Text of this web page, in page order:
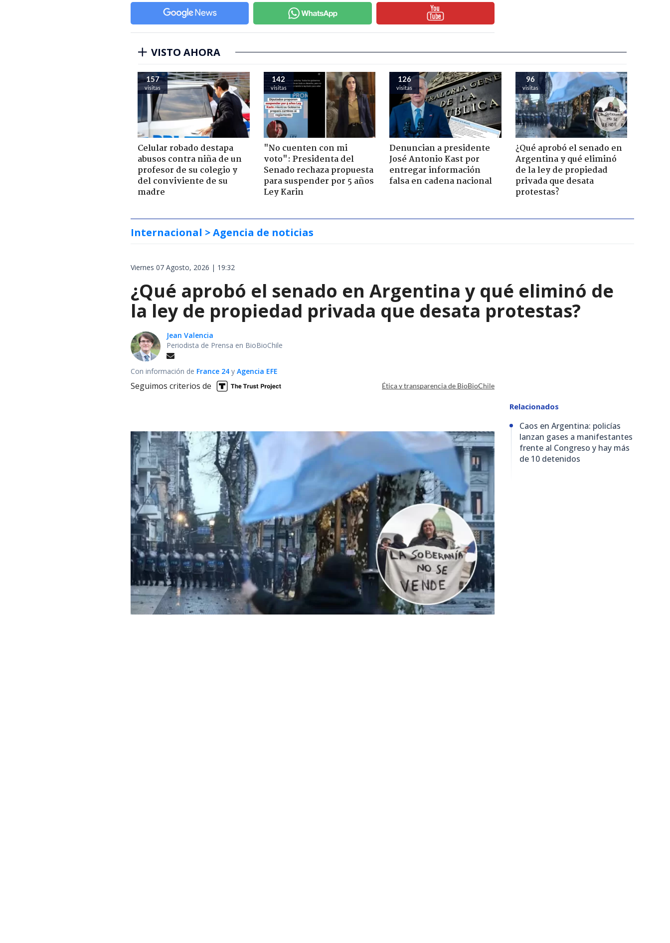
VISTO AHORA
150
visitas
Celular robado destapa
abusos contra niña de un
profesor de su colegio y
del conviviente de su
madre
140
visitas
"No cuenten con mi
voto": Presidenta del
Senado rechaza propuesta
para suspender por 5 años
Ley Karin
123
visitas
Denuncian a presidente
José Antonio Kast por
entregar información
falsa en cadena nacional
111
visitas
¿Qué aprobó el senado en
Argentina y qué eliminó
de la ley de propiedad
privada que desata
protestas?
Internacional > Agencia de noticias
Viernes 07 Agosto, 2026 | 19:32
¿Qué aprobó el senado en Argentina y qué eliminó de
la ley de propiedad privada que desata protestas?
Jean Valencia
Periodista de Prensa en BioBioChile
Con información de France 24 y Agencia EFE
Seguimos criterios de Ética y transparencia de BioBioChile
Relacionados
Caos en Argentina: policías
lanzan gases a manifestantes
frente al Congreso y hay más
de 10 detenidos